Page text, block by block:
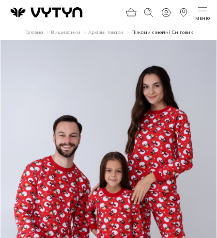
МЕНЮ
Головна Вишиванки Архівні товари Піжами сімейні Сніговик